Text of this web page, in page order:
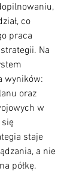
co
praca
Na
wyników:
oraz
w
staje
a nie
półkę.